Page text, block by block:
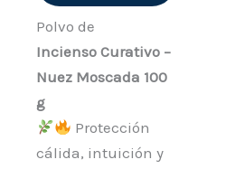
Polvo de
Incienso Curativo –
Nuez Moscada 100
g
Protección
cálida, intuición y